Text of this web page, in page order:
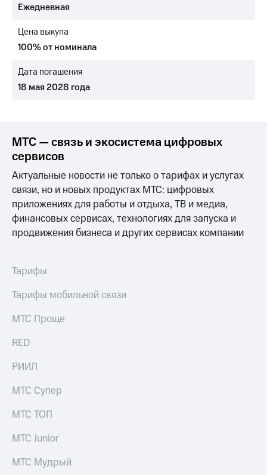
"МТС"
акционеров
Личный
акционера
Акционерный
капитал
аудит
акций
Программа
приобретения
Порядок
выкупа
акций
Дивиденды
Еврооблигации-2023
о
Реквизиты
Контакты
развитие
этика
На главную
Ежедневная
Цена выкупа
100% от номинала
Дата погашения
18 мая 2028 года
МТС — связь и экосистема цифровых
сервисов
Актуальные новости не только о тарифах и услугах
связи, но и новых продуктах МТС: цифровых
приложениях для работы и отдыха, ТВ и медиа,
финансовых сервисах, технологиях для запуска и
продвижения бизнеса и других сервисах компании
Тарифы
Тарифы мобильной связи
МТС Проще
RED
РИИЛ
МТС Супер
МТС ТОП
МТС Junior
МТС Мудрый